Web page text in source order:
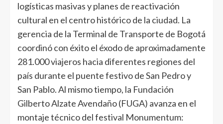
logísticas masivas y planes de reactivación
cultural en el centro histórico de la ciudad. La
gerencia de la Terminal de Transporte de Bogotá
coordinó con éxito el éxodo de aproximadamente
281.000 viajeros hacia diferentes regiones del
país durante el puente festivo de San Pedro y
San Pablo. Al mismo tiempo, la Fundación
Gilberto Alzate Avendaño (FUGA) avanza en el
montaje técnico del festival Monumentum: